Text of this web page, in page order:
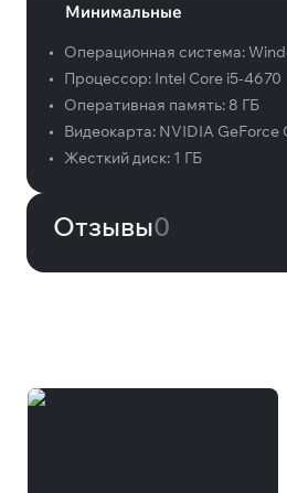
Минимальные
• Операционная система:
•
Процессор: Intel Core i5-4670
•
Оперативная память: 8 ГБ
•
Видеокарта: NVIDIA GeForce
•
Жесткий диск: 1 ГБ
Отзывы0